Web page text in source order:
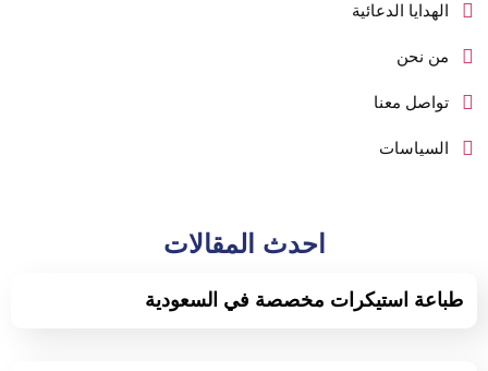
الهدايا الدعائية
من نحن
تواصل معنا
السياسات
احدث المقالات
طباعة استيكرات مخصصة في السعودية